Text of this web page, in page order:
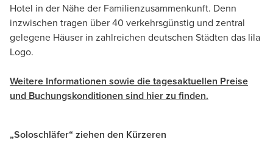
Hotel in der Nähe der Familienzusammenkunft. Denn
inzwischen tragen über 40 verkehrsgünstig und zentral
gelegene Häuser in zahlreichen deutschen Städten das lila
Logo.
Weitere Informationen sowie die tagesaktuellen Preise
und Buchungskonditionen sind hier zu finden.
„Soloschläfer“ ziehen den Kürzeren